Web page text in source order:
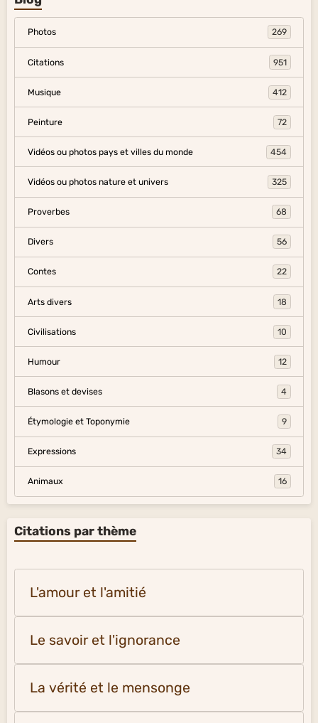
Photos 269
Citations 951
Musique 412
Peinture 72
Vidéos ou photos pays et villes du monde 454
Vidéos ou photos nature et univers 325
Proverbes 68
Divers 56
Contes 22
Arts divers 18
Civilisations 10
Humour 12
Blasons et devises 4
Étymologie et Toponymie 9
Expressions 34
Animaux 16
Citations par thème
L'amour et l'amitié
Le savoir et l'ignorance
La vérité et le mensonge